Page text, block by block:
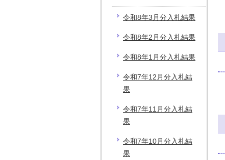
令和8年3月分入札結果
令和8年2月分入札結果
令和8年1月分入札結果
令和7年12月分入札結
果
令和7年11月分入札結
果
令和7年10月分入札結
果